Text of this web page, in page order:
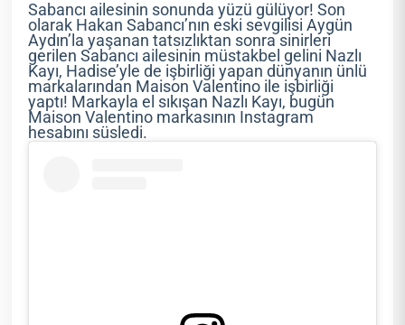
Sabancı ailesinin sonunda yüzü gülüyor! Son
olarak Hakan Sabancı’nın eski sevgilisi Aygün
Aydın’la yaşanan tatsızlıktan sonra sinirleri
gerilen Sabancı ailesinin müstakbel gelini Nazlı
Kayı, Hadise’yle de işbirliği yapan dünyanın ünlü
markalarından Maison Valentino ile işbirliği
yaptı! Markayla el sıkışan Nazlı Kayı, bugün
Maison Valentino markasının Instagram
hesabını süsledi.